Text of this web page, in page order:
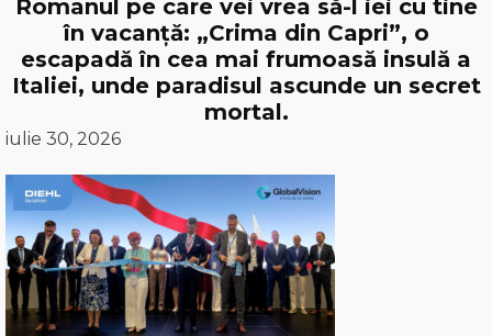
Romanul pe care vei vrea să-l iei cu tine
în vacanță: „Crima din Capri”, o
escapadă în cea mai frumoasă insulă a
Italiei, unde paradisul ascunde un secret
mortal.
iulie 30, 2026